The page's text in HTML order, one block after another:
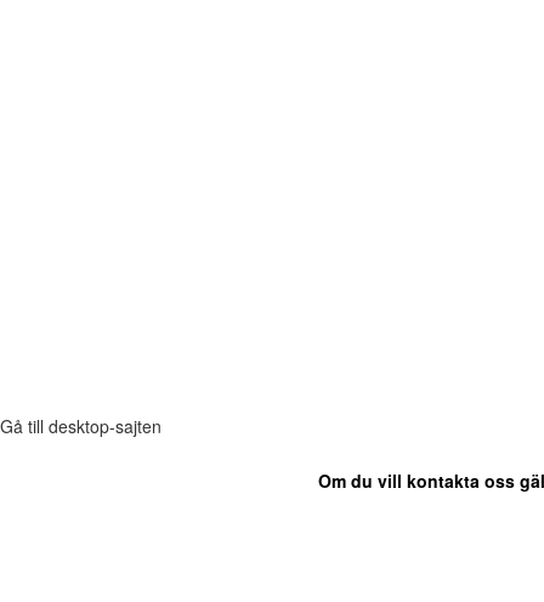
Gå till desktop-sajten
Om du vill kontakta oss